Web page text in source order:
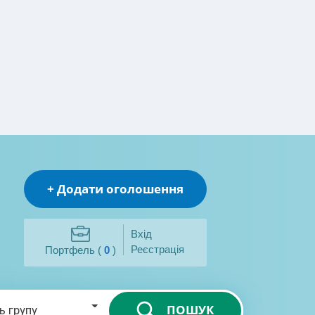
+ Додати оголошення
Портфель ( 0 )
Вхід
Реєстрація
групу ПОШУК